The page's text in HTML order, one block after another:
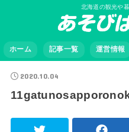
北海道の観光や
ホーム 記事一覧 運営情報
2020.10.04